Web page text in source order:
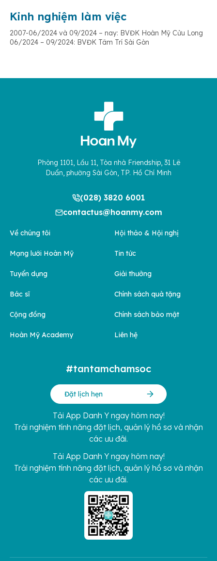
Kinh nghiệm làm việc
2007-06/2024 và 09/2024 – nay: BVĐK Hoàn Mỹ Cửu Long
06/2024 – 09/2024: BVĐK Tâm Trí Sài Gòn
Phòng 1101, Lầu 11, Tòa nhà Friendship, 31 Lê
Duẩn, phường Sài Gòn, TP. Hồ Chí Minh
(028) 3820 6001
contactus@hoanmy.com
Về chúng tôi
Mạng lưới Hoàn Mỹ
Tuyển dụng
Bác sĩ
Cộng đồng
Hoàn Mỹ Academy
Hội thảo & Hội nghị
Tin tức
Giải thưởng
Chính sách quà tặng
Chính sách bảo mật
Liên hệ
#tantamchamsoc
Đặt lịch hẹn
Tải App Danh Y ngay hôm nay!
Trải nghiệm tính năng đặt lịch, quản lý hồ sơ và nhận
các ưu đãi.
Tải App Danh Y ngay hôm nay!
Trải nghiệm tính năng đặt lịch, quản lý hồ sơ và nhận
các ưu đãi.